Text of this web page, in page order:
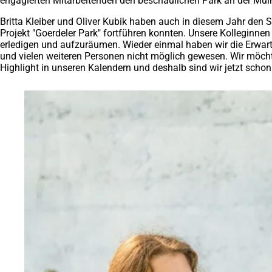
Britta Kleiber und Oliver Kubik haben auch in diesem Jahr
Projekt "Goerdeler Park" fortführen konnten. Unsere
erledigen und aufzuräumen. Wieder einmal haben wir die
und vielen weiteren Personen nicht möglich gewesen. Wir
Highlight in unseren Kalendern und deshalb sind wir jetzt